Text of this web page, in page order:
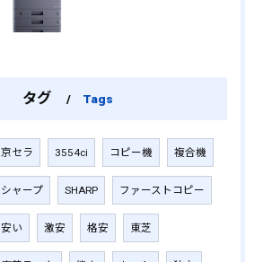
タグ Tags
京セラ 3554ci コピー機 複合機
シャープ SHARP ファーストコピー
安い 激安 格安 東芝